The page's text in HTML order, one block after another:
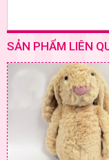
SẢN PHẨM LIÊN